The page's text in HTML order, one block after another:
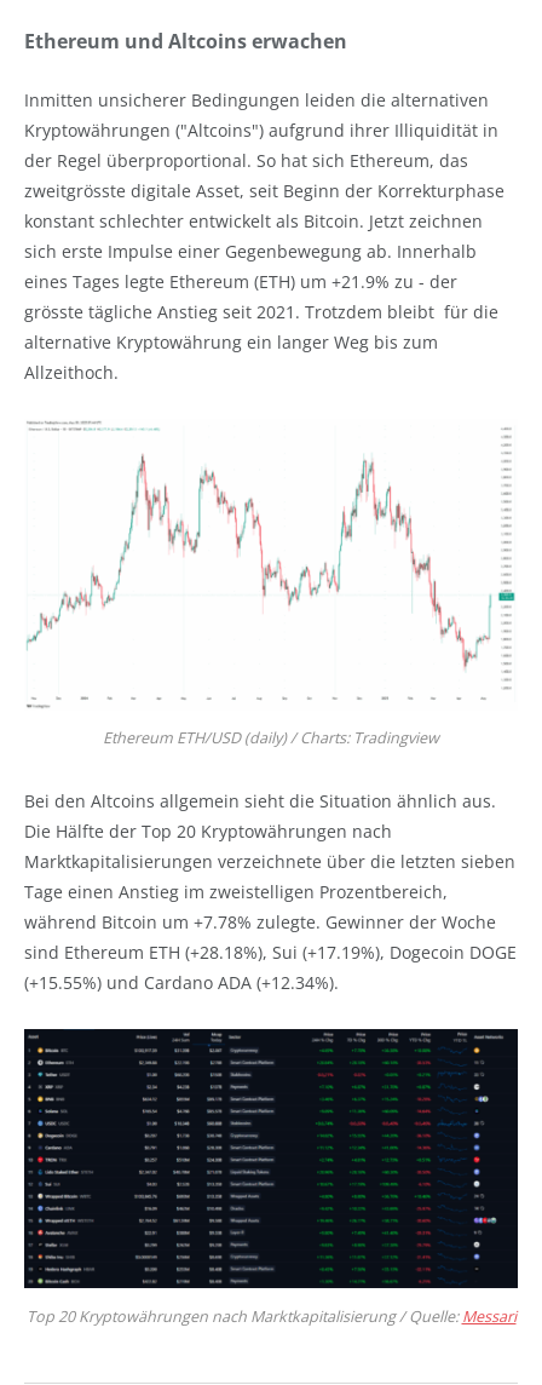
Ethereum und Altcoins erwachen
Inmitten unsicherer Bedingungen leiden die alternativen
Kryptowährungen ("Altcoins") aufgrund ihrer Illiquidität in
der Regel überproportional. So hat sich Ethereum, das
zweitgrösste digitale Asset, seit Beginn der Korrekturphase
konstant schlechter entwickelt als Bitcoin. Jetzt zeichnen
sich erste Impulse einer Gegenbewegung ab. Innerhalb
eines Tages legte Ethereum (ETH) um +21.9% zu - der
grösste tägliche Anstieg seit 2021. Trotzdem bleibt für die
alternative Kryptowährung ein langer Weg bis zum
Allzeithoch.
Ethereum ETH/USD (daily) / Charts: Tradingview
Bei den Altcoins allgemein sieht die Situation ähnlich aus.
Die Hälfte der Top 20 Kryptowährungen nach
Marktkapitalisierungen verzeichnete über die letzten sieben
Tage einen Anstieg im zweistelligen Prozentbereich,
während Bitcoin um +7.78% zulegte. Gewinner der Woche
sind Ethereum ETH (+28.18%), Sui (+17.19%), Dogecoin DOGE
(+15.55%) und Cardano ADA (+12.34%).
Top 20 Kryptowährungen nach Marktkapitalisierung / Quelle:Messari